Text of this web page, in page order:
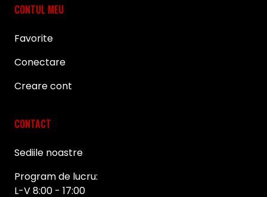
CONTUL MEU
Favorite
Conectare
Creare cont
CONTACT
Sediile noastre
Program de lucru:
L-V 8:00 - 17:00